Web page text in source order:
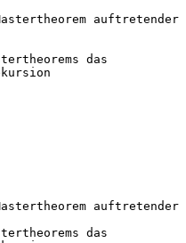
auftretender
das
auftretender
das